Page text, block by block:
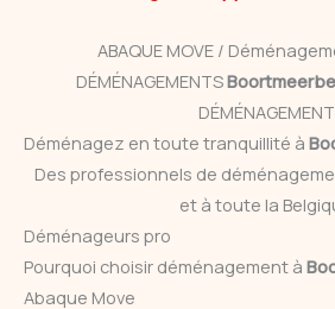
ABAQUE MOVE /
DÉMÉNAGEMENTS
DÉMÉNAGEMENT
Déménagez en toute tranquillité à
Des professionnels de
et à toute la
Déménageurs pro
Pourquoi choisir déménagement à
Abaque Move